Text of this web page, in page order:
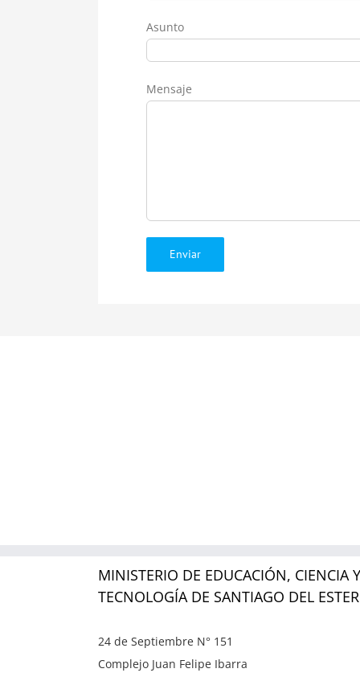
Asunto
Mensaje
MINISTERIO DE EDUCACIÓN, CIENCIA Y
TECNOLOGÍA DE SANTIAGO DEL
24 de Septiembre N° 151
Complejo Juan Felipe Ibarra